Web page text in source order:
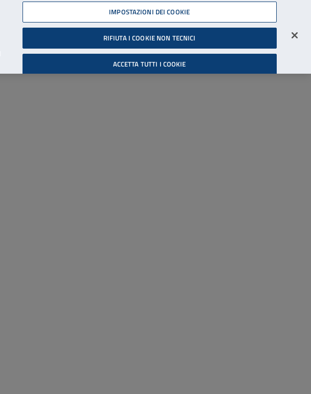
06 45539607
Accessibilità
Cerca
Accedi all'area riservata
IMPOSTAZIONI DEI COOKIE
RIFIUTA I COOKIE NON TECNICI
ACCETTA TUTTI I COOKIE